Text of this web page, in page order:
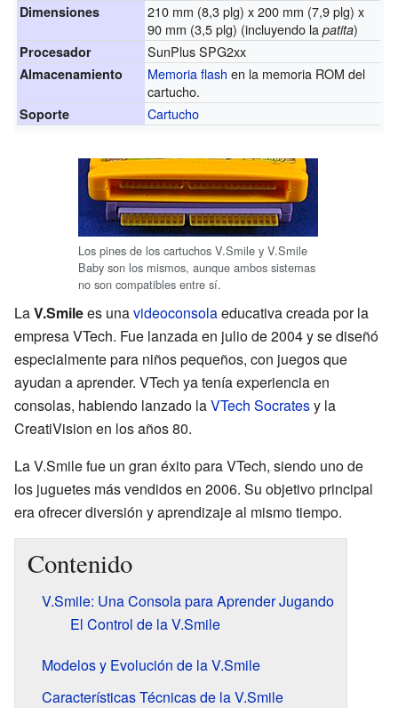
Dimensiones
210 mm (8,3 plg) x 200 mm (7,9 plg) x
90 mm (3,5 plg) (incluyendo lapatita)
Procesador SunPlus SPG2xx
Almacenamiento Memoria flash en la memoria ROM del
cartucho.
Soporte Cartucho
Los pines de los cartuchos V.Smile y V.Smile
Baby son los mismos, aunque ambos sistemas
no son compatibles entre sí.
LaV.Smilees unavideoconsolaeducativa creada por la
empresa VTech. Fue lanzada en julio de 2004 y se diseñó
especialmente para niños pequeños, con juegos que
ayudan a aprender. VTech ya tenía experiencia en
consolas, habiendo lanzado laVTech Socratesy la
CreatiVision en los años 80.
La V.Smile fue un gran éxito para VTech, siendo uno de
los juguetes más vendidos en 2006. Su objetivo principal
era ofrecer diversión y aprendizaje al mismo tiempo.
Contenido
V.Smile: Una Consola para Aprender Jugando
El Control de la V.Smile
Modelos y Evolución de la V.Smile
Características Técnicas de la V.Smile